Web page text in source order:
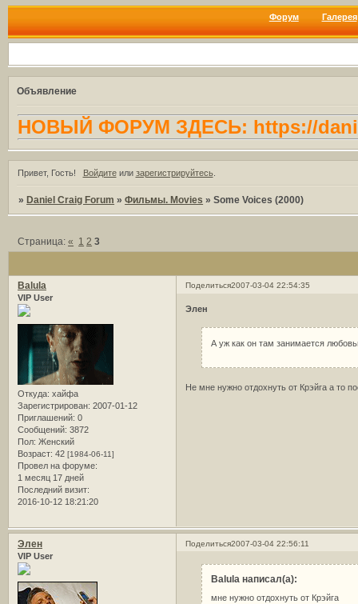
Форум Галерея
Объявление
НОВЫЙ ФОРУМ ЗДЕСЬ: https://
Привет, Гость! Войдитеили зарегистрируйтесь.
»Daniel Craig Forum »Фильмы. Movies »Some Voices (2000)
Страница:« 1 2 3
Поделиться2007-03-04 22:54:35
Balula
VIP User
Откуда: хайфа
Зарегистрирован: 2007-01-12
Приглашений: 0
Сообщений: 3872
Пол: Женский
Возраст: 42 [1984-06-11]
Провел на форуме:
1 месяц 17 дней
Последний визит:
2016-10-12 18:21:20
Элен
А уж как он там занимается
Не мне нужно отдохнуть от Крэйга а то
Поделиться2007-03-04 22:56:11
Элен
VIP User
Balula написал(а):
мне нужно отдохнуть от Крэйга